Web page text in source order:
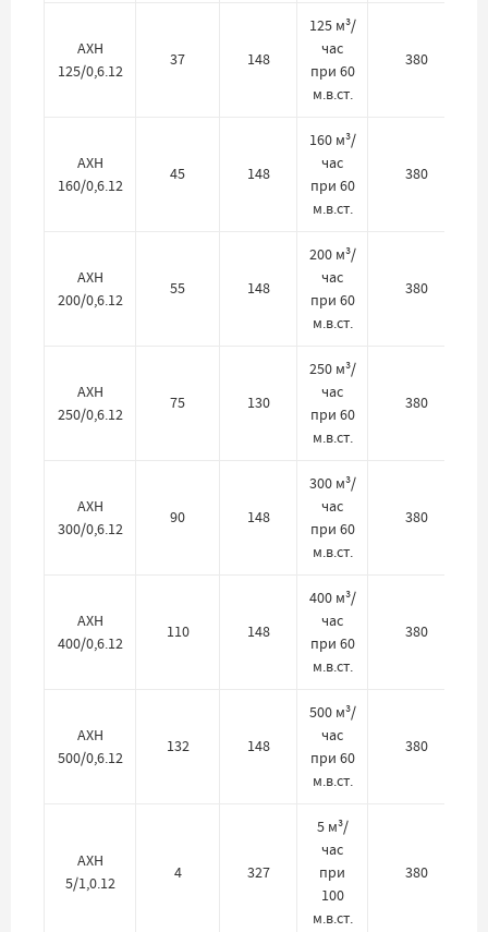
АХН
125/0,6.12
37 148
125 м³/
час
при 60
м.в.ст.
380
АХН
160/0,6.12
45 148
160 м³/
час
при 60
м.в.ст.
380
АХН
200/0,6.12
55 148
200 м³/
час
при 60
м.в.ст.
380
АХН
250/0,6.12
75 130
250 м³/
час
при 60
м.в.ст.
380
АХН
300/0,6.12
90 148
300 м³/
час
при 60
м.в.ст.
380
АХН
400/0,6.12
110 148
400 м³/
час
при 60
м.в.ст.
380
АХН
500/0,6.12
132 148
500 м³/
час
при 60
м.в.ст.
380
АХН
5/1,0.12
4 327
5 м³/
час
при
100
м.в.ст.
380